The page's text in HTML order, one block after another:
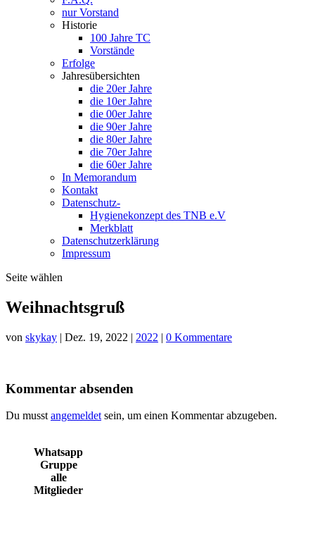
nur Vorstand
Historie
100 Jahre TC
Vorstände
Erfolge
Jahresübersichten
die 20er Jahre
die 10er Jahre
die 00er Jahre
die 90er Jahre
die 80er Jahre
die 70er Jahre
die 60er Jahre
In Memorandum
Kontakt
Datenschutz-
Hygienekonzept des TNB e.V
Merkblatt
Datenschutzerklärung
Impressum
Seite wählen
Weihnachtsgruß
von skykay | Dez. 19, 2022 | 2022 | 0 Kommentare
Kommentar absenden
Du musst angemeldet sein, um einen Kommentar abzugeben.
Whatsapp
Gruppe
alle
Mitglieder